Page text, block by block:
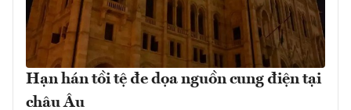
Hạn hán tồi tệ đe dọa nguồn cung điện tại
châu Âu